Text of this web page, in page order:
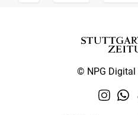
© NPG Digital